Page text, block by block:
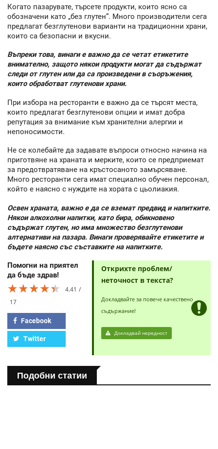
Когато пазарувате, търсете продукти, които ясно са
обозначени като „без глутен“. Много производители сега
предлагат безглутенови варианти на традиционни храни,
които са безопасни и вкусни.
Въпреки това, винаги е важно да се четат етикетите
внимателно, защото някои продукти могат да съдържат
следи от глутен или да са произведени в съоръжения,
които обработват глутенови храни.
При избора на ресторанти е важно да се търсят места,
които предлагат безглутенови опции и имат добра
репутация за внимание към хранителни алергии и
непоносимости.
Не се колебайте да задавате въпроси относно начина на
приготвяне на храната и мерките, които се предприемат
за предотвратяване на кръстосаното замърсяване.
Много ресторанти сега имат специално обучен персонал,
който е наясно с нуждите на хората с цьолиакия.
Освен храната, важно е да се вземат предвид и напитките.
Някои алкохолни напитки, като бира, обикновено
съдържат глутен, но има множество безглутенови
алтернативи на пазара. Винаги проверявайте етикетите и
бъдете наясно със съставките на напитките.
Помогни на приятел
да бъде здрав!
★★★★★
★★★★★
★★★★★
4.41
17
Facebook
Twitter
Открихте проблем/
неточност в текста?
Докладвайте за повече качествено
съдържание!
Докладвай нередност
Подобни статии